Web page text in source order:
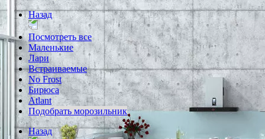
Назад
Посмотреть все
Маленькие
Лари
Встраиваемые
No Frost
Бирюса
Atlant
Подобрать морозильник
Назад